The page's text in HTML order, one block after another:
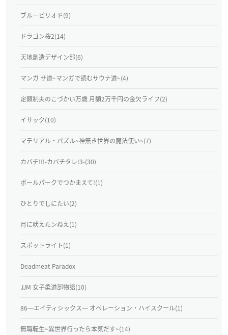
ブルーピリオド(9)
ドラゴン桜2(14)
天地創造デザイン部(6)
マンガ サ道~マンガで読むサウナ道~(4)
定額制夫のこづかい万歳 月額2万千円の金欠ライフ(2)
イサック(10)
マテリアル・パズル~神無き世界の魔法使い~(7)
カバチ!!!-カバチタレ!3-(30)
ボールパークでつかまえて!(1)
ひとりでしにたい(2)
月に吠えたンねえ(1)
スポットライト(1)
Deadmeat Paradox
JJM 女子柔道部物語(10)
86―エイティシックス― オペレーション・ハイスクール(1)
無職転生~異世界行ったら本気だす~(14)